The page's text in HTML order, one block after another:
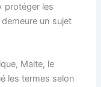
protéger les
un sujet
Malte, le
les termes selon